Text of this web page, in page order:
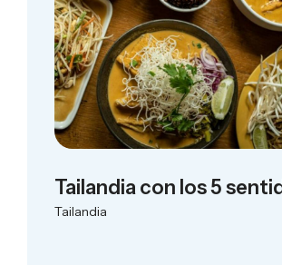
Tailandia con los 5
Tailandia